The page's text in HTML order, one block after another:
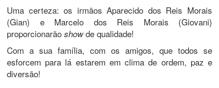
Uma certeza: os irmãos Aparecido dos Reis Morais
(Gian) e Marcelo dos Reis Morais (Giovani)
proporcionarão showde qualidade!
Com a sua família, com os amigos, que todos se
esforcem para lá estarem em clima de ordem, paz e
diversão!